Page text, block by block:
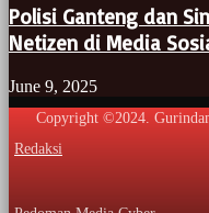
Polisi Ganteng dan
Netizen di Media
June 9, 2025
Copyright ©2024.
Redaksi